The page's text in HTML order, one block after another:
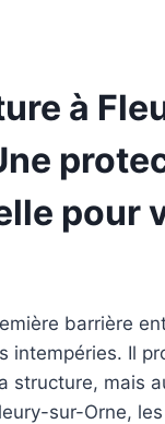
à
pour
barrière
intempéries. Il
structure, mais
sur-Orne,